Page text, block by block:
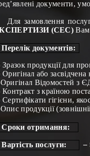
документи,
Для замовлення
(СЕС) Вам
Перелік документів:
Зразок продукції для
Оригінал або
Оригінал Відомостей з
Контракт з країною
Сертифікати гігієни,
Опис продукції
Сроки отримання:
Вартість послуги: –